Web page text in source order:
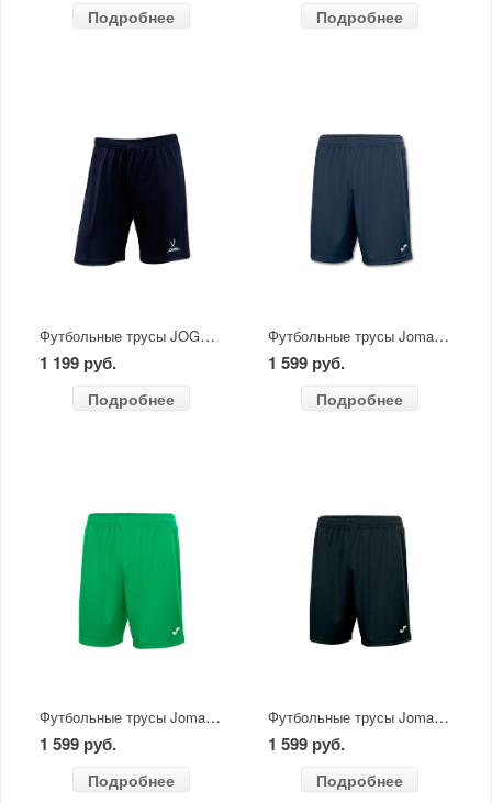
Подробнее Подробнее
Футбольные трусы JOGEL CAMP Classic Shorts черный/белый
1 199 руб.
Подробнее
Футбольные трусы Joma NOBEL темно-синие
1 599 руб.
Подробнее
Футбольные трусы Joma NOBEL зелёные
1 599 руб.
Подробнее
Футбольные трусы Joma NOBEL черные
1 599 руб.
Подробнее